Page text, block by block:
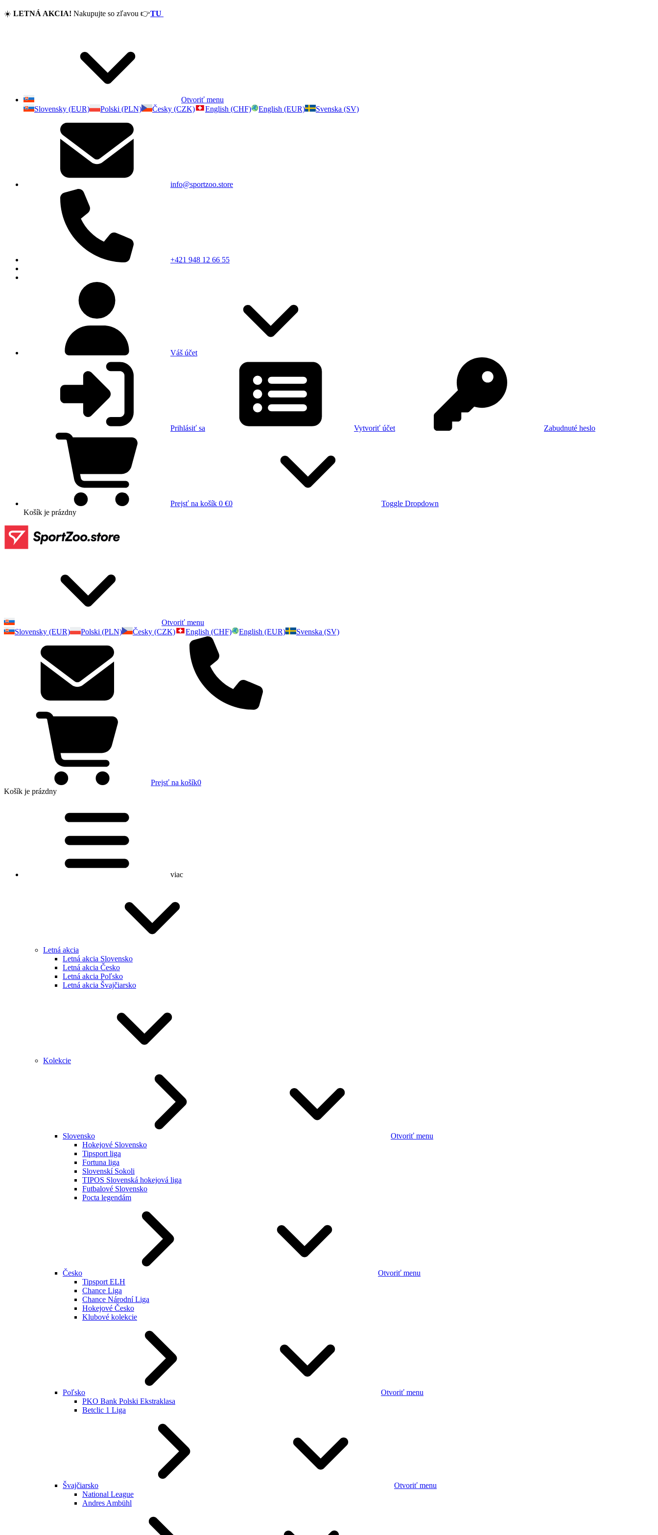
☀️ LETNÁ AKCIA! Nakupujte so zľavou 👉TU
Otvoriť menu
Slovensky (EUR)
Polski (PLN) Česky (CZK) English (CHF) English (EUR) Svenska (SV)
info@sportzoo.store
+421 948 12 66 55
Váš účet
Prihlásiť sa Vytvoriť účet Zabudnuté heslo
Prejsť na košík 0 €0
Toggle Dropdown
Košík je prázdny
Otvoriť menu
Slovensky (EUR)
Polski (PLN) Česky (CZK) English (CHF) English (EUR) Svenska (SV)
Prejsť na košík0
Košík je prázdny
viac
Letná akcia
Letná akcia Slovensko
Letná akcia Česko
Letná akcia Poľsko
Letná akcia Švajčiarsko
Kolekcie
Slovensko
Otvoriť menu
Hokejové Slovensko
Tipsport liga
Fortuna liga
Slovenskí Sokoli
TIPOS Slovenská hokejová liga
Futbalové Slovensko
Pocta legendám
Česko
Otvoriť menu
Tipsport ELH
Chance Liga
Chance Národní Liga
Hokejové Česko
Klubové kolekcie
Poľsko
Otvoriť menu
PKO Bank Polski Ekstraklasa
Betclic 1 Liga
Švajčiarsko
Otvoriť menu
National League
Andres Ambühl